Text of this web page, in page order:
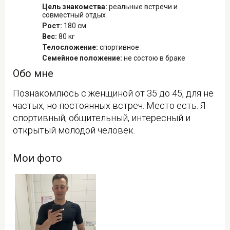
Цель знакомства: реальные встречи и
совместный отдых
Рост: 180 см
Вес: 80 кг
Телосложение: спортивное
Семейное положение: не состою в браке
Обо мне
Познакомлюсь с женщиной от 35 до 45, для не
частых, но постоянных встреч. Место есть. Я
спортивный, общительный, интересный и
открытый молодой человек.
Мои фото